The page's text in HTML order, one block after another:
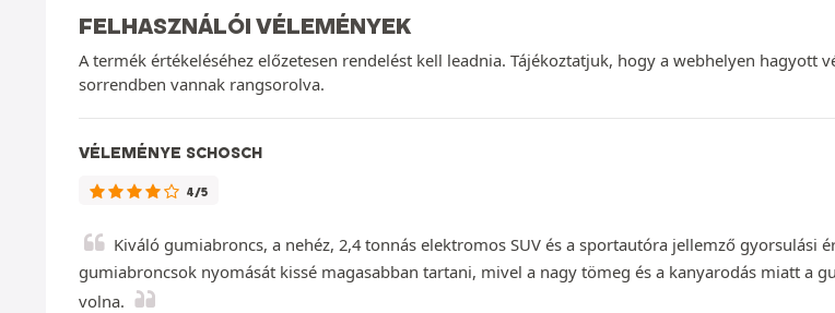
FELHASZNÁLÓI VÉLEMÉNYEK
A termék értékeléséhez előzetesen rendelést kell leadnia. Tájékoztatjuk, hogy a webhelyen hagyott
sorrendben vannak rangsorolva.
VÉLEMÉNYE SCHOSCH
4/5
Kiváló gumiabroncs, a nehéz, 2,4 tonnás elektromos SUV és a sportautóra jellemző
gumiabroncsok nyomását kissé magasabban tartani, mivel a nagy tömeg és a kanyarodás miatt a
volna.